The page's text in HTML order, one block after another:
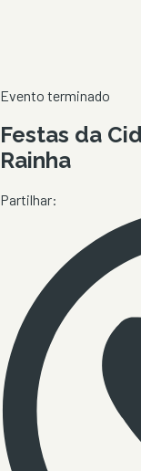
Evento terminado
Festas da
Rainha
Partilhar: